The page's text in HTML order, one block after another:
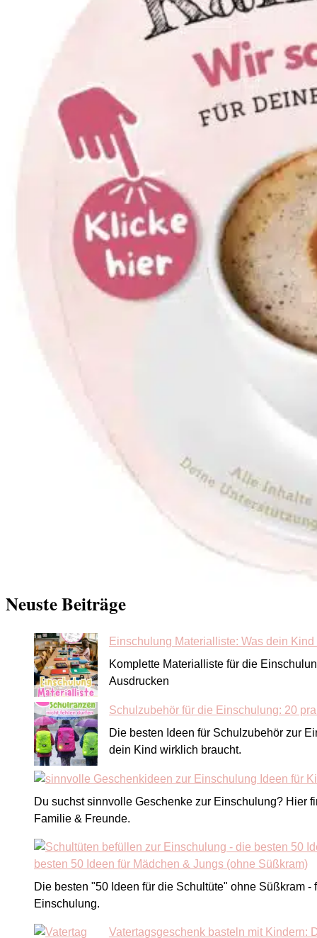
Neuste Beiträge
Einschulung Materialliste: Was dein
Komplette Materialliste für die
Ausdrucken
Schulzubehör für die Einschulung: 20
Die besten Ideen für Schulzubehör zur
dein Kind wirklich braucht.
Du suchst sinnvolle Geschenke zur Einschulung? Hier
Familie & Freunde.
besten 50 Ideen für Mädchen & Jungs (ohne Süßkram)
Die besten "50 Ideen für die Schultüte" ohne Süßkram
Einschulung.
Vatertagsgeschenk basteln mit Kindern: